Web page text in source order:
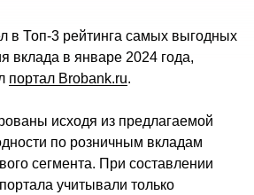
в Топ-3 рейтинга самых выгодных
вклада в январе 2024 года,
портал Brobank.ru.
исходя из предлагаемой
по розничным вкладам
сегмента. При составлении
учитывали только